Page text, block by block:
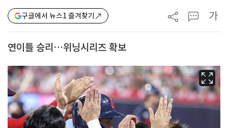
구글에서 뉴스1 즐겨찾기 가
연이틀 승리…위닝시리즈 확보